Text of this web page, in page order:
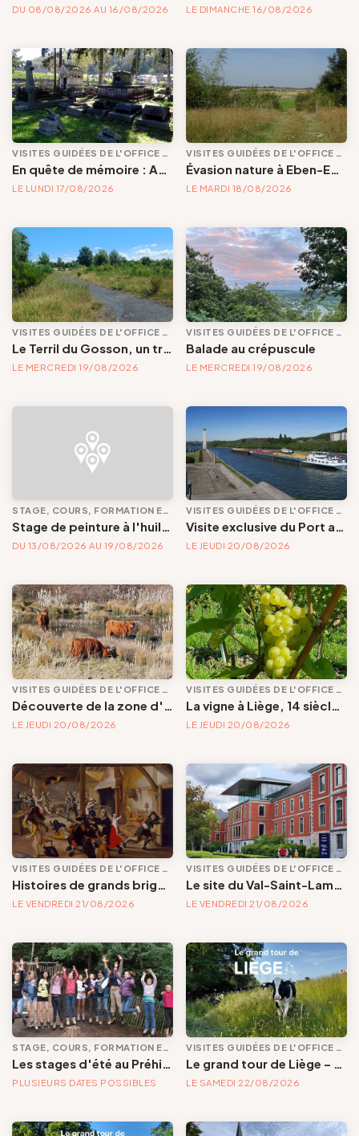
DU 08/08/2026 AU 16/08/2026 LE DIMANCHE 16/08/2026
LE LUNDI 17/08/2026 LE MARDI 18/08/2026
LE MERCREDI 19/08/2026
Balade au crépuscule
LE MERCREDI 19/08/2026
STAGE, COURS, FORMATION ET ATELIER
Stage de peinture à l'huile aux glacis | Un été en couleurs
DU 13/08/2026 AU 19/08/2026
VISITES GUIDÉES DE L'OFFICE DE TOURISME
Visite exclusive du Port autonome de Liège en bus ancêtre
LE JEUDI 20/08/2026
VISITES GUIDÉES DE L'OFFICE DE TOURISME
Découverte de la zone d'intégration environnementale du Port autonome de Liège
LE JEUDI 20/08/2026
VISITES GUIDÉES DE L'OFFICE DE TOURISME
La vigne à Liège, 14 siècles de présence
LE JEUDI 20/08/2026
VISITES GUIDÉES DE L'OFFICE DE TOURISME
Histoires de grands brigands et de petits larcins (ou l'inverse...)
LE VENDREDI 21/08/2026
VISITES GUIDÉES DE L'OFFICE DE TOURISME
Le site du Val-Saint-Lambert
LE VENDREDI 21/08/2026
PLUSIEURS DATES POSSIBLES LE SAMEDI 22/08/2026